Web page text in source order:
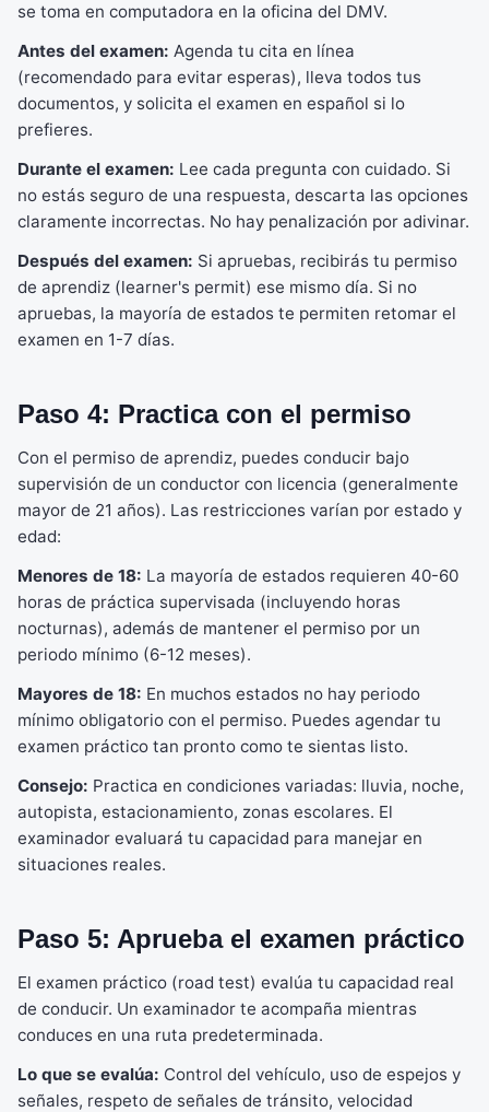
se toma en computadora en la oficina del DMV.
Antes del examen: Agenda tu cita en línea
(recomendado para evitar esperas), lleva todos tus
documentos, y solicita el examen en español si lo
prefieres.
Durante el examen: Lee cada pregunta con cuidado. Si
no estás seguro de una respuesta, descarta las opciones
claramente incorrectas. No hay penalización por adivinar.
Después del examen: Si apruebas, recibirás tu permiso
de aprendiz (learner's permit) ese mismo día. Si no
apruebas, la mayoría de estados te permiten retomar el
examen en 1-7 días.
Paso 4: Practica con el permiso
Con el permiso de aprendiz, puedes conducir bajo
supervisión de un conductor con licencia (generalmente
mayor de 21 años). Las restricciones varían por estado y
edad:
Menores de 18: La mayoría de estados requieren 40-60
horas de práctica supervisada (incluyendo horas
nocturnas), además de mantener el permiso por un
periodo mínimo (6-12 meses).
Mayores de 18: En muchos estados no hay periodo
mínimo obligatorio con el permiso. Puedes agendar tu
examen práctico tan pronto como te sientas listo.
Consejo: Practica en condiciones variadas: lluvia, noche,
autopista, estacionamiento, zonas escolares. El
examinador evaluará tu capacidad para manejar en
situaciones reales.
Paso 5: Aprueba el examen práctico
El examen práctico (road test) evalúa tu capacidad real
de conducir. Un examinador te acompaña mientras
conduces en una ruta predeterminada.
Lo que se evalúa: Control del vehículo, uso de espejos y
señales, respeto de señales de tránsito, velocidad